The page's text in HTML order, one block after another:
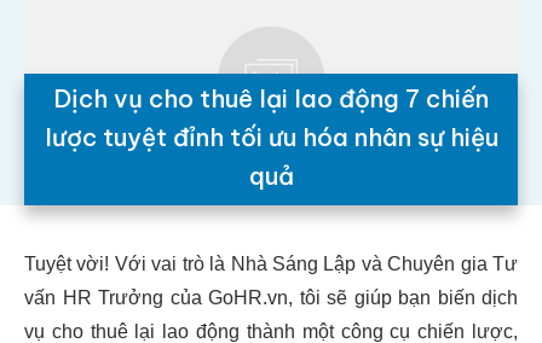
Dịch vụ cho thuê lại lao động 7 chiến
lược tuyệt đỉnh tối ưu hóa nhân sự hiệu
quả
Tuyệt vời! Với vai trò là Nhà Sáng Lập và Chuyên gia Tư
vấn HR Trưởng của GoHR.vn, tôi sẽ giúp bạn biến dịch
vụ cho thuê lại lao động thành một công cụ chiến lược,